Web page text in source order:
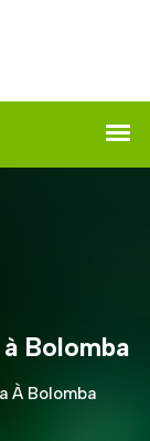
Bolomba
À Bolomba